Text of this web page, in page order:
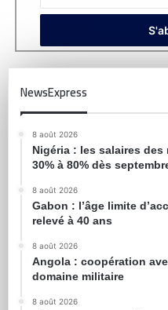
NewsExpress
8 août 2026
Nigéria : les salaires
30% à 80% dès
8 août 2026
Gabon : l’âge limite
relevé à 40 ans
8 août 2026
Angola : coopération
domaine militaire
8 août 2026